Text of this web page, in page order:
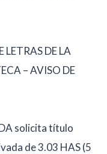
LETRAS DE LA
– AVISO DE
solicita título
de 3.03 HAS (5